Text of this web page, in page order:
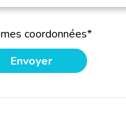
coordonnées*